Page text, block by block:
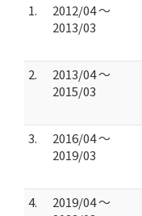
1.
2012/04 ～
2013/03
2.
2013/04 ～
2015/03
3.
2016/04 ～
2019/03
4.
2019/04 ～